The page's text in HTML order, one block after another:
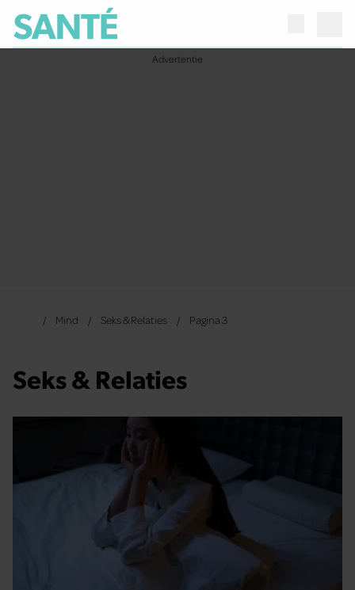
Mind Seks & Relaties Pagina 3
Seks & Relaties